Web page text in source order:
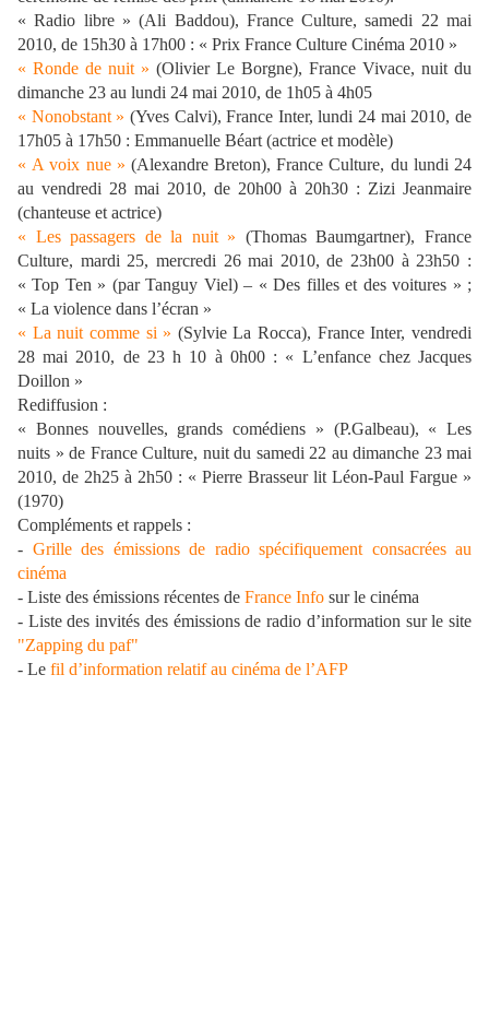
« Radio libre » (Ali Baddou), France Culture, samedi 22 mai
2010, de 15h30 à 17h00 : « Prix France Culture Cinéma 2010 »
« Ronde de nuit » (Olivier Le Borgne), France Vivace, nuit du
dimanche 23 au lundi 24 mai 2010, de 1h05 à 4h05
« Nonobstant » (Yves Calvi), France Inter, lundi 24 mai 2010, de
17h05 à 17h50 : Emmanuelle Béart (actrice et modèle)
« A voix nue » (Alexandre Breton), France Culture, du lundi 24
au vendredi 28 mai 2010, de 20h00 à 20h30 : Zizi Jeanmaire
(chanteuse et actrice)
« Les passagers de la nuit » (Thomas Baumgartner), France
Culture, mardi 25, mercredi 26 mai 2010, de 23h00 à 23h50 :
« Top Ten » (par Tanguy Viel) – « Des filles et des voitures » ;
« La violence dans l’écran »
« La nuit comme si » (Sylvie La Rocca), France Inter, vendredi
28 mai 2010, de 23 h 10 à 0h00 : « L’enfance chez Jacques
Doillon »
Rediffusion :
« Bonnes nouvelles, grands comédiens » (P.Galbeau), « Les
nuits » de France Culture, nuit du samedi 22 au dimanche 23 mai
2010, de 2h25 à 2h50 : « Pierre Brasseur lit Léon-Paul Fargue »
(1970)
Compléments et rappels :
- Grille des émissions de radio spécifiquement consacrées au
cinéma
- Liste des émissions récentes de France Info sur le cinéma
- Liste des invités des émissions de radio d’information sur le site
"Zapping du paf"
- Le fil d’information relatif au cinéma de l’AFP